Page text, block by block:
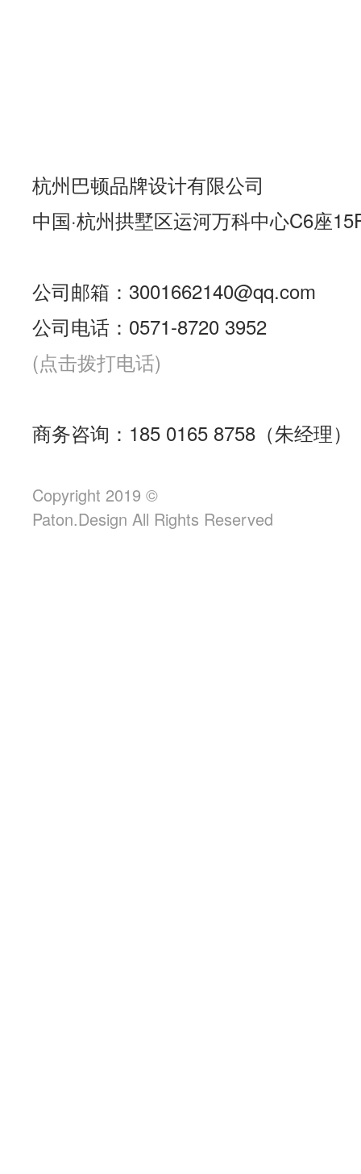
杭州巴顿品牌设计有限公司
中国·杭州拱墅区运河万科中心C6座
公司邮箱：3001662140@qq.com
公司电话：0571-8720 3952
(点击拨打电话)
商务咨询：185 0165 8758（朱经理）
Copyright 2019 ©
Paton.Design All Rights Reserved